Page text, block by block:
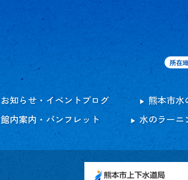
所在
お知らせ・イベントブログ
熊本市水
館内案内・パンフレット
水のラーニ